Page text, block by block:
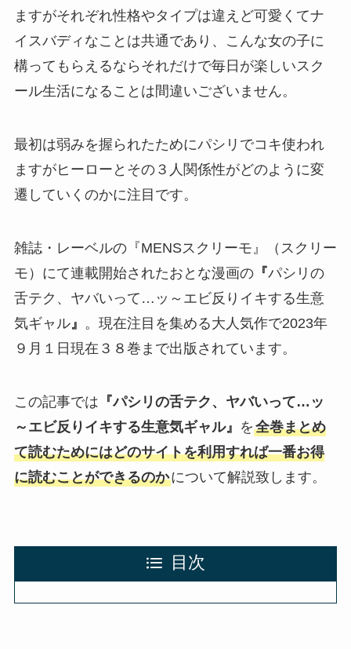
ますがそれぞれ性格やタイプは違えど可愛くてナ
イスバディなことは共通であり、こんな女の子に
構ってもらえるならそれだけで毎日が楽しいスク
ール生活になることは間違いございません。
最初は弱みを握られたためにパシリでコキ使われ
ますがヒーローとその３人関係性がどのように変
遷していくのかに注目です。
雑誌・レーベルの『MENSスクリーモ』（スクリー
モ）にて連載開始されたおとな漫画の『パシリの
舌テク、ヤバいって…ッ～エビ反りイキする生意
気ギャル』 。現在注目を集める大人気作で2023年
９月１日現在３８巻まで出版されています。
この記事では 『パシリの舌テク、ヤバいって…ッ
～エビ反りイキする生意気ギャル』 を全巻まとめ
て読むためにはどのサイトを利用すれば一番お得
に読むことができるのかについて解説致します。
目次